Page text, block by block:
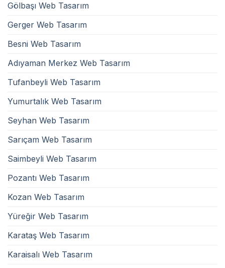
Gölbaşı Web Tasarım
Gerger Web Tasarım
Besni Web Tasarım
Adıyaman Merkez Web Tasarım
Tufanbeyli Web Tasarım
Yumurtalık Web Tasarım
Seyhan Web Tasarım
Sarıçam Web Tasarım
Saimbeyli Web Tasarım
Pozantı Web Tasarım
Kozan Web Tasarım
Yüreğir Web Tasarım
Karataş Web Tasarım
Karaisalı Web Tasarım